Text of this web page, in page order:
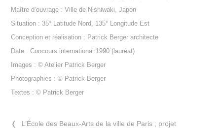
Maître d’ouvrage : Ville de Nishiwaki, Japon
Situation : 35° Latitude Nord, 135° Longitude Est
Conception et réalisation : Patrick Berger architecte
Date : Concours international 1990 (lauréat)
Images : © Atelier Patrick Berger
Photographies : © Patrick Berger
Textes : © Patrick Berger
❬ L’École des Beaux-Arts de la ville de Paris ; projet